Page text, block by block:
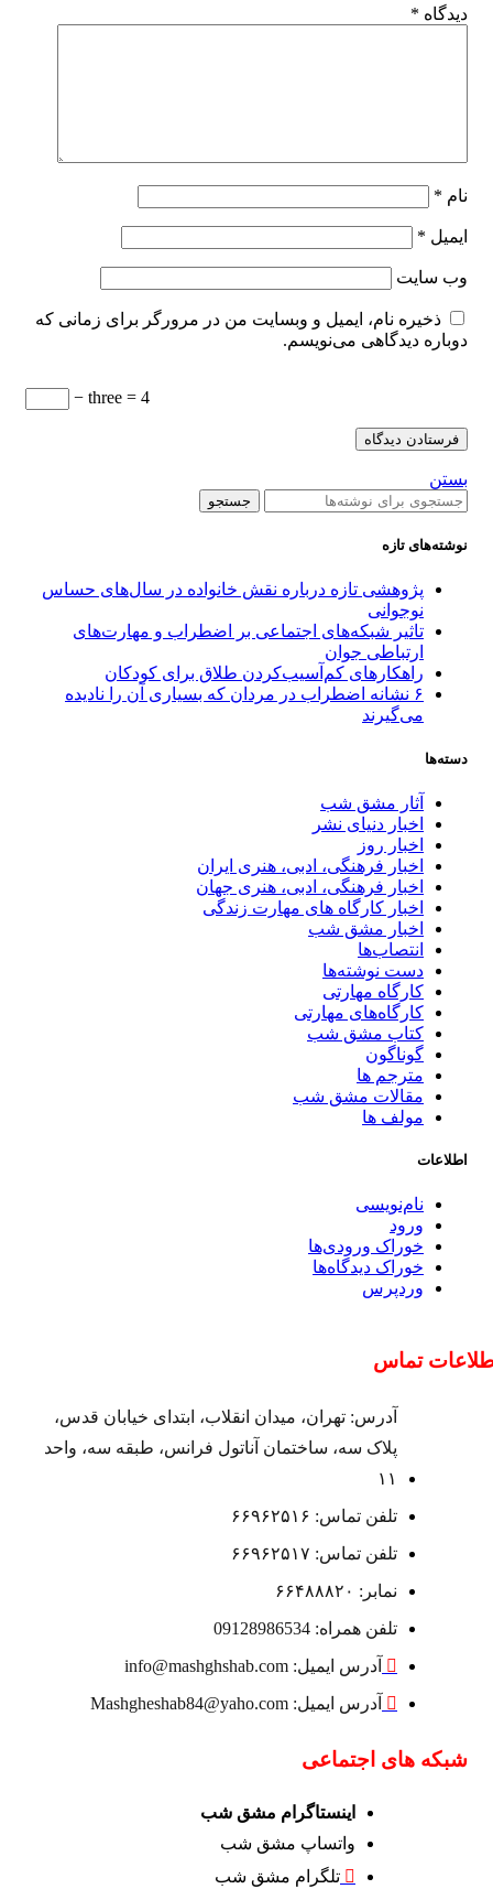
دیدگاه *
نام *
ایمیل *
وب‌ سایت
ذخیره نام، ایمیل و وبسایت من در مرورگر برای زمانی که
دوباره دیدگاهی می‌نویسم.
− three = 4
بستن
جستجو
نوشته‌های تازه
پژوهشی تازه درباره نقش خانواده در سال‌های حساس
نوجوانی
تاثیر شبکه‌های اجتماعی بر اضطراب و مهارت‌های
ارتباطی جوان
راهکارهای کم‌آسیب‌کردن طلاق برای کودکان
۶ نشانه اضطراب در مردان که بسیاری آن را نادیده
می‌گیرند
دسته‌ها
آثار مشق شب
اخبار دنیای نشر
اخبار روز
اخبار فرهنگی، ادبی، هنری ایران
اخبار فرهنگی، ادبی، هنری جهان
اخبار کارگاه های مهارت زندگی
اخبار مشق شب
انتصاب‌ها
دست نوشته‌ها
کارگاه مهارتی
کارگاه‌های مهارتی
کتاب مشق شب
گوناگون
مترجم ها
مقالات مشق شب
مولف ها
اطلاعات
نام‌نویسی
ورود
خوراک ورودی‌ها
خوراک دیدگاه‌ها
وردپرس
تماس
آدرس: تهران، میدان انقلاب، ابتدای خیابان قدس،
پلاک سه، ساختمان آناتول فرانس، طبقه سه، واحد
۱۱
تلفن تماس: ۶۶۹۶۲۵۱۶
تلفن تماس: ۶۶۹۶۲۵۱۷
نمابر: ۶۶۴۸۸۸۲۰
تلفن همراه: 09128986534
آدرس ایمیل: info@mashghshab.com
آدرس ایمیل: Mashgheshab84@yaho.com
شبکه های اجتماعی
اینستاگرام مشق شب
واتساپ مشق شب
تلگرام مشق شب